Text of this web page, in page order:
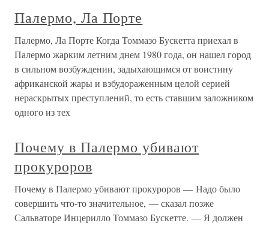
Палермо, Ла Порте
Палермо, Ла Порте Когда Томмазо Бускетта приехал в
Палермо жарким летним днем 1980 года, он нашел город
в сильном возбуждении, задыхающимся от воистину
африканской жары и взбудораженным целой серией
нераскрытых преступлений, то есть ставшим заложником
одного из тех
Почему в Палермо убивают
прокуроров
Почему в Палермо убивают прокуроров — Надо было
совершить что-то значительное, — сказал позже
Сальваторе Инцерилло Томмазо Бускетте. — Я должен